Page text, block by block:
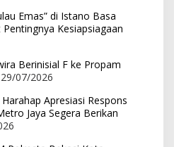
Emas” di Istano Basa
Kesiapsiagaan
Berinisial F ke Propam
29/07/2026
Apresiasi Respons
Jaya Segera Berikan